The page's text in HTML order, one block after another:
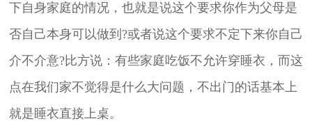
下自身家庭的情况，也就是说这个要求你作为父母是
否自己本身可以做到?或者说这个要求不定下来你自己
介不介意?比方说：有些家庭吃饭不允许穿睡衣，而这
点在我们家不觉得是什么大问题，不出门的话基本上
就是睡衣直接上桌。